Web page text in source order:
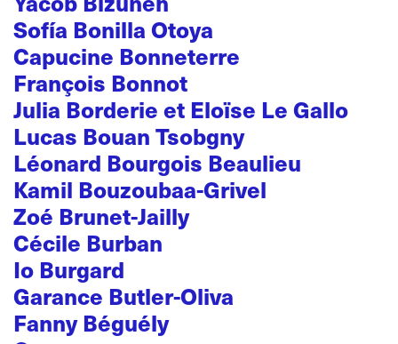
Sofía Bonilla Otoya
Capucine Bonneterre
François Bonnot
Julia Borderie et Eloïse Le Gallo
Lucas Bouan Tsobgny
Léonard Bourgois Beaulieu
Kamil Bouzoubaa-Grivel
Zoé Brunet-Jailly
Cécile Burban
Io Burgard
Garance Butler-Oliva
Fanny Béguély